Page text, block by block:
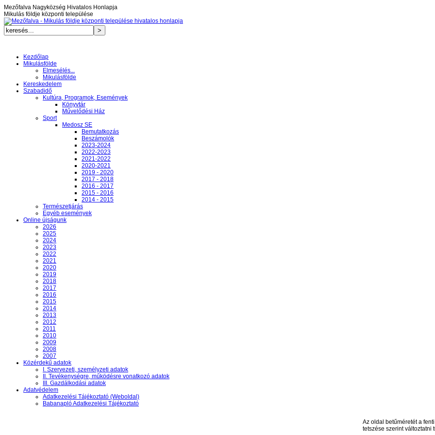
Mezőfalva Nagyközség Hivatalos Honlapja
Mikulás földje központi települése
Kezdőlap
Mikulásfölde
Elmesélés...
Mikulásfölde
Kereskedelem
Szabadidő
Kultúra, Programok, Események
Könyvtár
Művelődési Ház
Sport
Medosz SE
Bemutatkozás
Beszámolók
2023-2024
2022-2023
2021-2022
2020-2021
2019 - 2020
2017 - 2018
2016 - 2017
2015 - 2016
2014 - 2015
Természetjárás
Egyéb események
Online újságunk
2026
2025
2024
2023
2022
2021
2020
2019
2018
2017
2016
2015
2014
2013
2012
2011
2010
2009
2008
2007
Közérdekű adatok
I. Szervezeti, személyzeti adatok
II. Tevékenységre, működésre vonatkozó adatok
III. Gazdálkodási adatok
Adatvédelem
Adatkezelési Tájékoztató (Weboldal)
Babanapló Adatkezelési Tájékoztató
Az oldal betűméretét a
tetszése szerint változtatni